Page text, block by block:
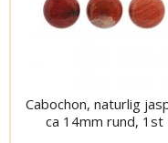
Cabochon, naturlig
ca 14mm rund, 1st